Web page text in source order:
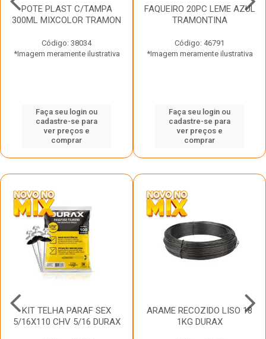
POTE PLAST C/TAMPA
300ML MIXCOLOR TRAMON
Código: 38034
*Imagem meramente ilustrativa
Faça seu login ou
cadastre-se para
ver preços e
comprar
FAQUEIRO 20PC LEME AZUL
TRAMONTINA
Código: 46791
*Imagem meramente ilustrativa
Faça seu login ou
cadastre-se para
ver preços e
comprar
KIT TELHA PARAF SEX
5/16X110 CHV 5/16 DURAX
ARAME RECOZIDO LISO 18
1KG DURAX